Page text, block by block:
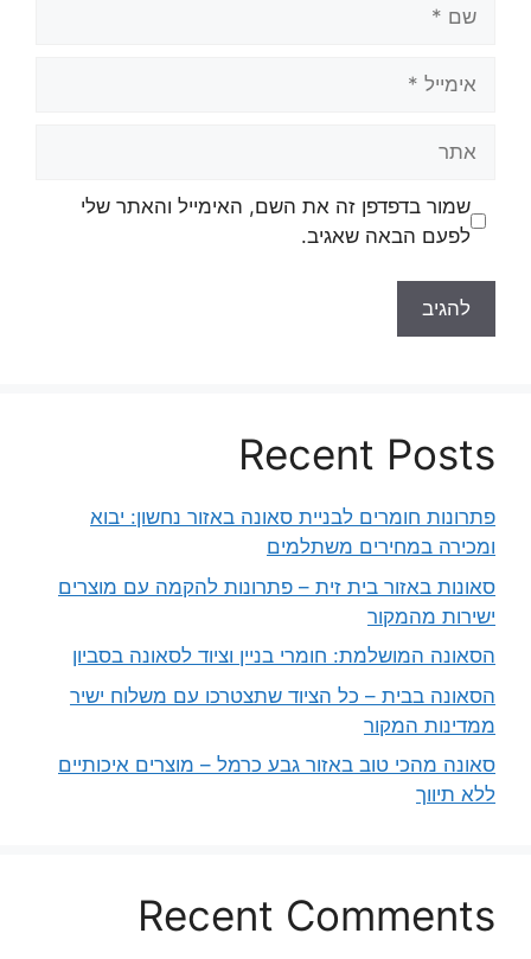
שמור בדפדפן זה את השם, האימייל והאתר שלי
לפעם הבאה שאגיב.
Recent Posts
פתרונות חומרים לבניית סאונה באזור נחשון: יבוא
ומכירה במחירים משתלמים
סאונות באזור בית זית – פתרונות להקמה עם מוצרים
ישירות מהמקור
הסאונה המושלמת: חומרי בניין וציוד לסאונה בסביון
הסאונה בבית – כל הציוד שתצטרכו עם משלוח ישיר
ממדינות המקור
סאונה מהכי טוב באזור גבע כרמל – מוצרים איכותיים
ללא תיווך
Recent Comments